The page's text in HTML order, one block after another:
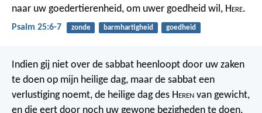
naar uw goedertierenheid, om uwer goedheid wil, Here.
Psalm 25:6-7 zonde barmhartigheid goedheid
Indien gij niet over de sabbat heenloopt door uw zaken
te doen op mijn heilige dag, maar de sabbat een
verlustiging noemt, de heilige dag des Heren van gewicht,
en die eert door noch uw gewone bezigheden te doen,